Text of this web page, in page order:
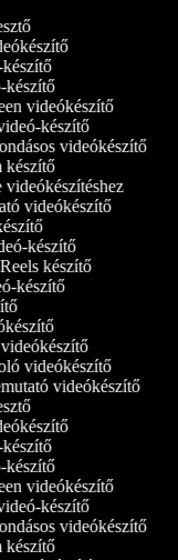
készítő
készítő
videókészítő
készítő
videókészítő
készítő
videókészítéshez
videókészítő
készítő
készítő
készítő
videókészítő
videókészítő
videókészítő
készítő
készítő
videókészítő
készítő
videókészítő
készítő